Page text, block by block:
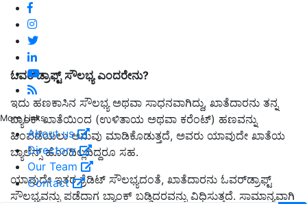
More Links
About us
Directory
Our Team
Contact
ಓವರ್ಡ್ರಾಫ್ಟ್ ಸೌಲಭ್ಯ ಎಂದರೇನು?
ಇದು ಹಣಕಾಸಿನ ಸೌಲಭ್ಯ ಅಥವಾ ಸಾಧನವಾಗಿದ್ದು, ಖಾತೆದಾರನು ತನ್ನ
ಬ್ಯಾಂಕ್ ಖಾತೆಯಿಂದ (ಉಳಿತಾಯ ಅಥವಾ ಕರೆಂಟ್) ಹಣವನ್ನು
ಹಿಂಪಡೆಯಲು ಅನುವು ಮಾಡಿಕೊಡುತ್ತದೆ, ಅವರು ಯಾವುದೇ ಖಾತೆಯ
ಬ್ಯಾಲೆನ್ಸ್ ಹೊಂದಿಲ್ಲದಿದ್ದರೂ ಸಹ.
ಯಾವುದೇ ಇತರ ಕ್ರೆಡಿಟ್ ಸೌಲಭ್ಯದಂತೆ, ಖಾತೆದಾರನು ಓವರ್‌ಡ್ರಾಫ್ಟ್
ಸೌಲಭ್ಯವನ್ನು ಪಡೆದಾಗ ಬ್ಯಾಂಕ್ ಬಡ್ಡಿದರವನ್ನು ವಿಧಿಸುತ್ತದೆ. ಸಾಮಾನ್ಯವಾಗಿ